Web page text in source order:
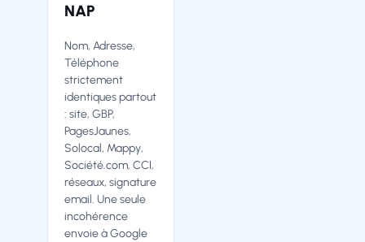
NAP
Nom, Adresse,
Téléphone
strictement
identiques partout
: site, GBP,
PagesJaunes,
Solocal, Mappy,
Société.com, CCI,
réseaux, signature
email. Une seule
incohérence
envoie à Google